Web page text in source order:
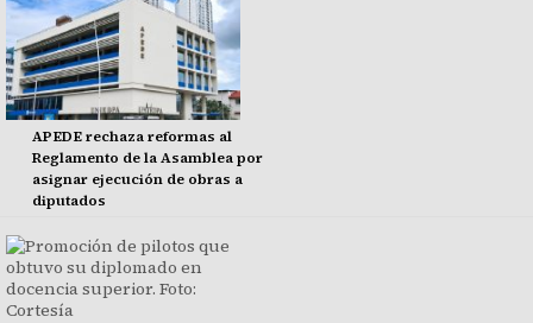
APEDE rechaza reformas al
Reglamento de la Asamblea por
asignar ejecución de obras a
diputados